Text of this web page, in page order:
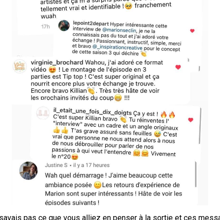
pas ce que vous alliez en penser à la sortie et ces